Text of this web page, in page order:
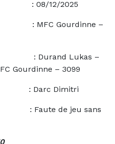
2025
Gourdinne –
Lukas –
Gourdinne – 3099
Dimitri
jeu sans